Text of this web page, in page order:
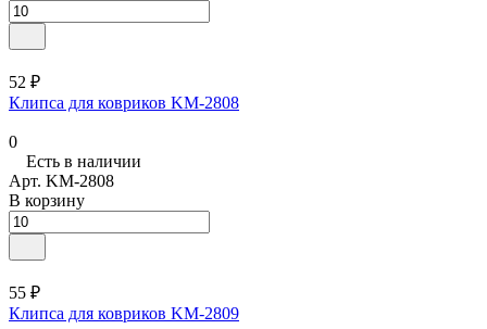
52 ₽
Клипса для ковриков KM-2808
0
Есть в наличии
Арт. KM-2808
В корзину
55 ₽
Клипса для ковриков KM-2809